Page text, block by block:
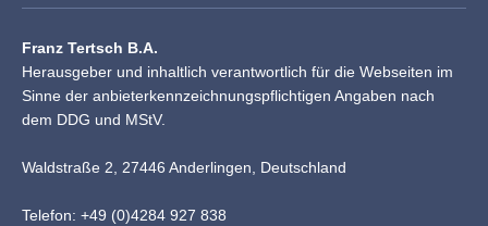
Franz Tertsch B.A.
Herausgeber und inhaltlich verantwortlich für die Webseiten im
Sinne der anbieterkennzeichnungspflichtigen Angaben nach
dem DDG und MStV.
Waldstraße 2, 27446 Anderlingen, Deutschland
Telefon: +49 (0)4284 927 838